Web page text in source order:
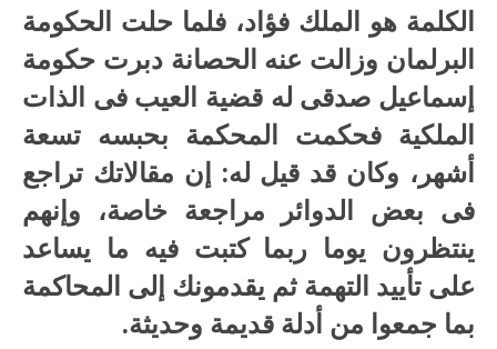
الكلمة هو الملك فؤاد، فلما حلت الحكومة
البرلمان وزالت عنه الحصانة دبرت حكومة
إسماعيل صدقى له قضية العيب فى الذات
الملكية فحكمت المحكمة بحبسه تسعة
أشهر، وكان قد قيل له: إن مقالاتك تراجع
فى بعض الدوائر مراجعة خاصة، وإنهم
ينتظرون يوما ربما كتبت فيه ما يساعد
على تأييد التهمة ثم يقدمونك إلى المحاكمة
بما جمعوا من أدلة قديمة وحديثة.